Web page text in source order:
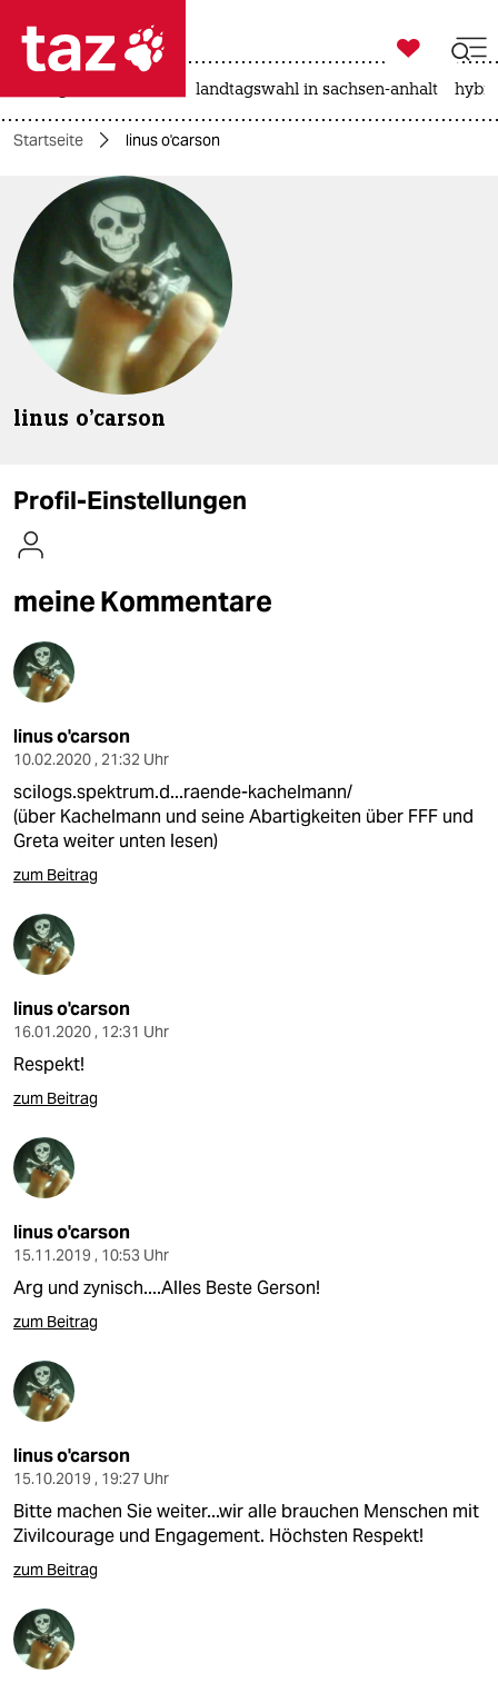
 taz zahl ich
taz zahl ich
themen
politik
öko
gesellschaft
kultur
berlin
nord
wahrheit
verlag
verlag
veranstaltungen
shop
fragen & hilfe
unterstützen
abo
genossenschaft
epaper login

taz zahl ich
landtagswahl in sachsen-anhalt
Startseite linus o'carson
linus o'carson
Profil-Einstellungen
meine Kommentare
linus o'carson
10.02.2020 , 21:32 Uhr
scilogs.spektrum.d...raende-kachelmann/
(über Kachelmann und seine Abartigkeiten über FFF und
Greta weiter unten lesen)
zum Beitrag
linus o'carson
16.01.2020 , 12:31 Uhr
Respekt!
zum Beitrag
linus o'carson
15.11.2019 , 10:53 Uhr
Arg und zynisch....Alles Beste Gerson!
zum Beitrag
linus o'carson
15.10.2019 , 19:27 Uhr
Bitte machen Sie weiter...wir alle brauchen Menschen mit
Zivilcourage und Engagement. Höchsten Respekt!
zum Beitrag